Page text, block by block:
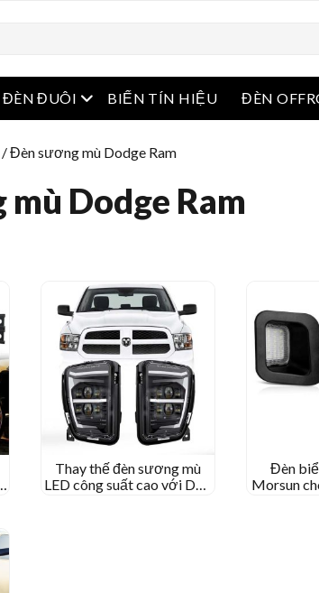
ĐÈN ĐUÔI Mở menu
BIẾN TÍN HIỆU ĐÈN
/ Đèn sương mù Dodge Ram
Dodge Ram
Thay thế đèn sương mù
LED công suất cao với DRL
Đèn
Morsun